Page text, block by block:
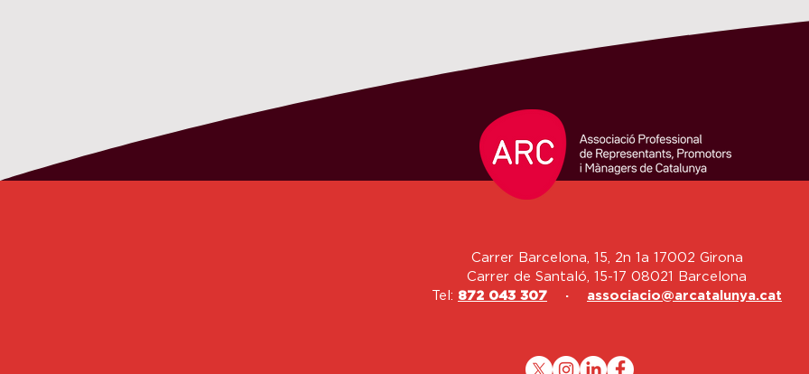
Carrer Barcelona, 15, 2n 1a 17002 Girona
Carrer de Santaló, 15-17 08021 Barcelona
Tel: 872 043 307 · associacio@arcatalunya.cat